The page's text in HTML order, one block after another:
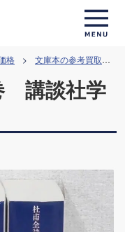
格 文庫本の参考買取価格
講談社学